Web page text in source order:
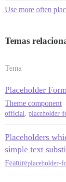
Use more often
Temas
Tema
Placeholder
Theme component
official, placeholder-
Placeholders
simple text
Featureplaceholder-